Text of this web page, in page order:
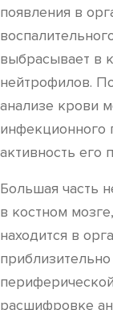
появления в
выбрасывает в
нейтрофилов.
анализе крови
инфекционного
активность его
Большая часть
в костном
находится в
расшифровке